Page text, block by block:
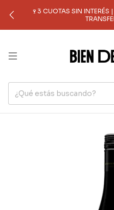
🍷3 CUOTAS SIN INTERÉS